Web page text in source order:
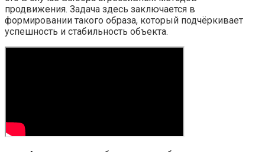
продвижения. Задача здесь заключается в
формировании такого образа, который подчёркивает
успешность и стабильность объекта.